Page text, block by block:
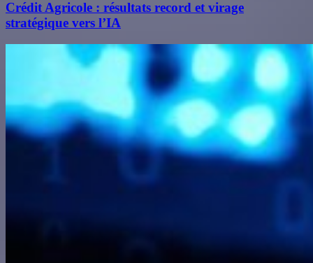
Crédit Agricole : résultats record et virage
stratégique vers l’IA